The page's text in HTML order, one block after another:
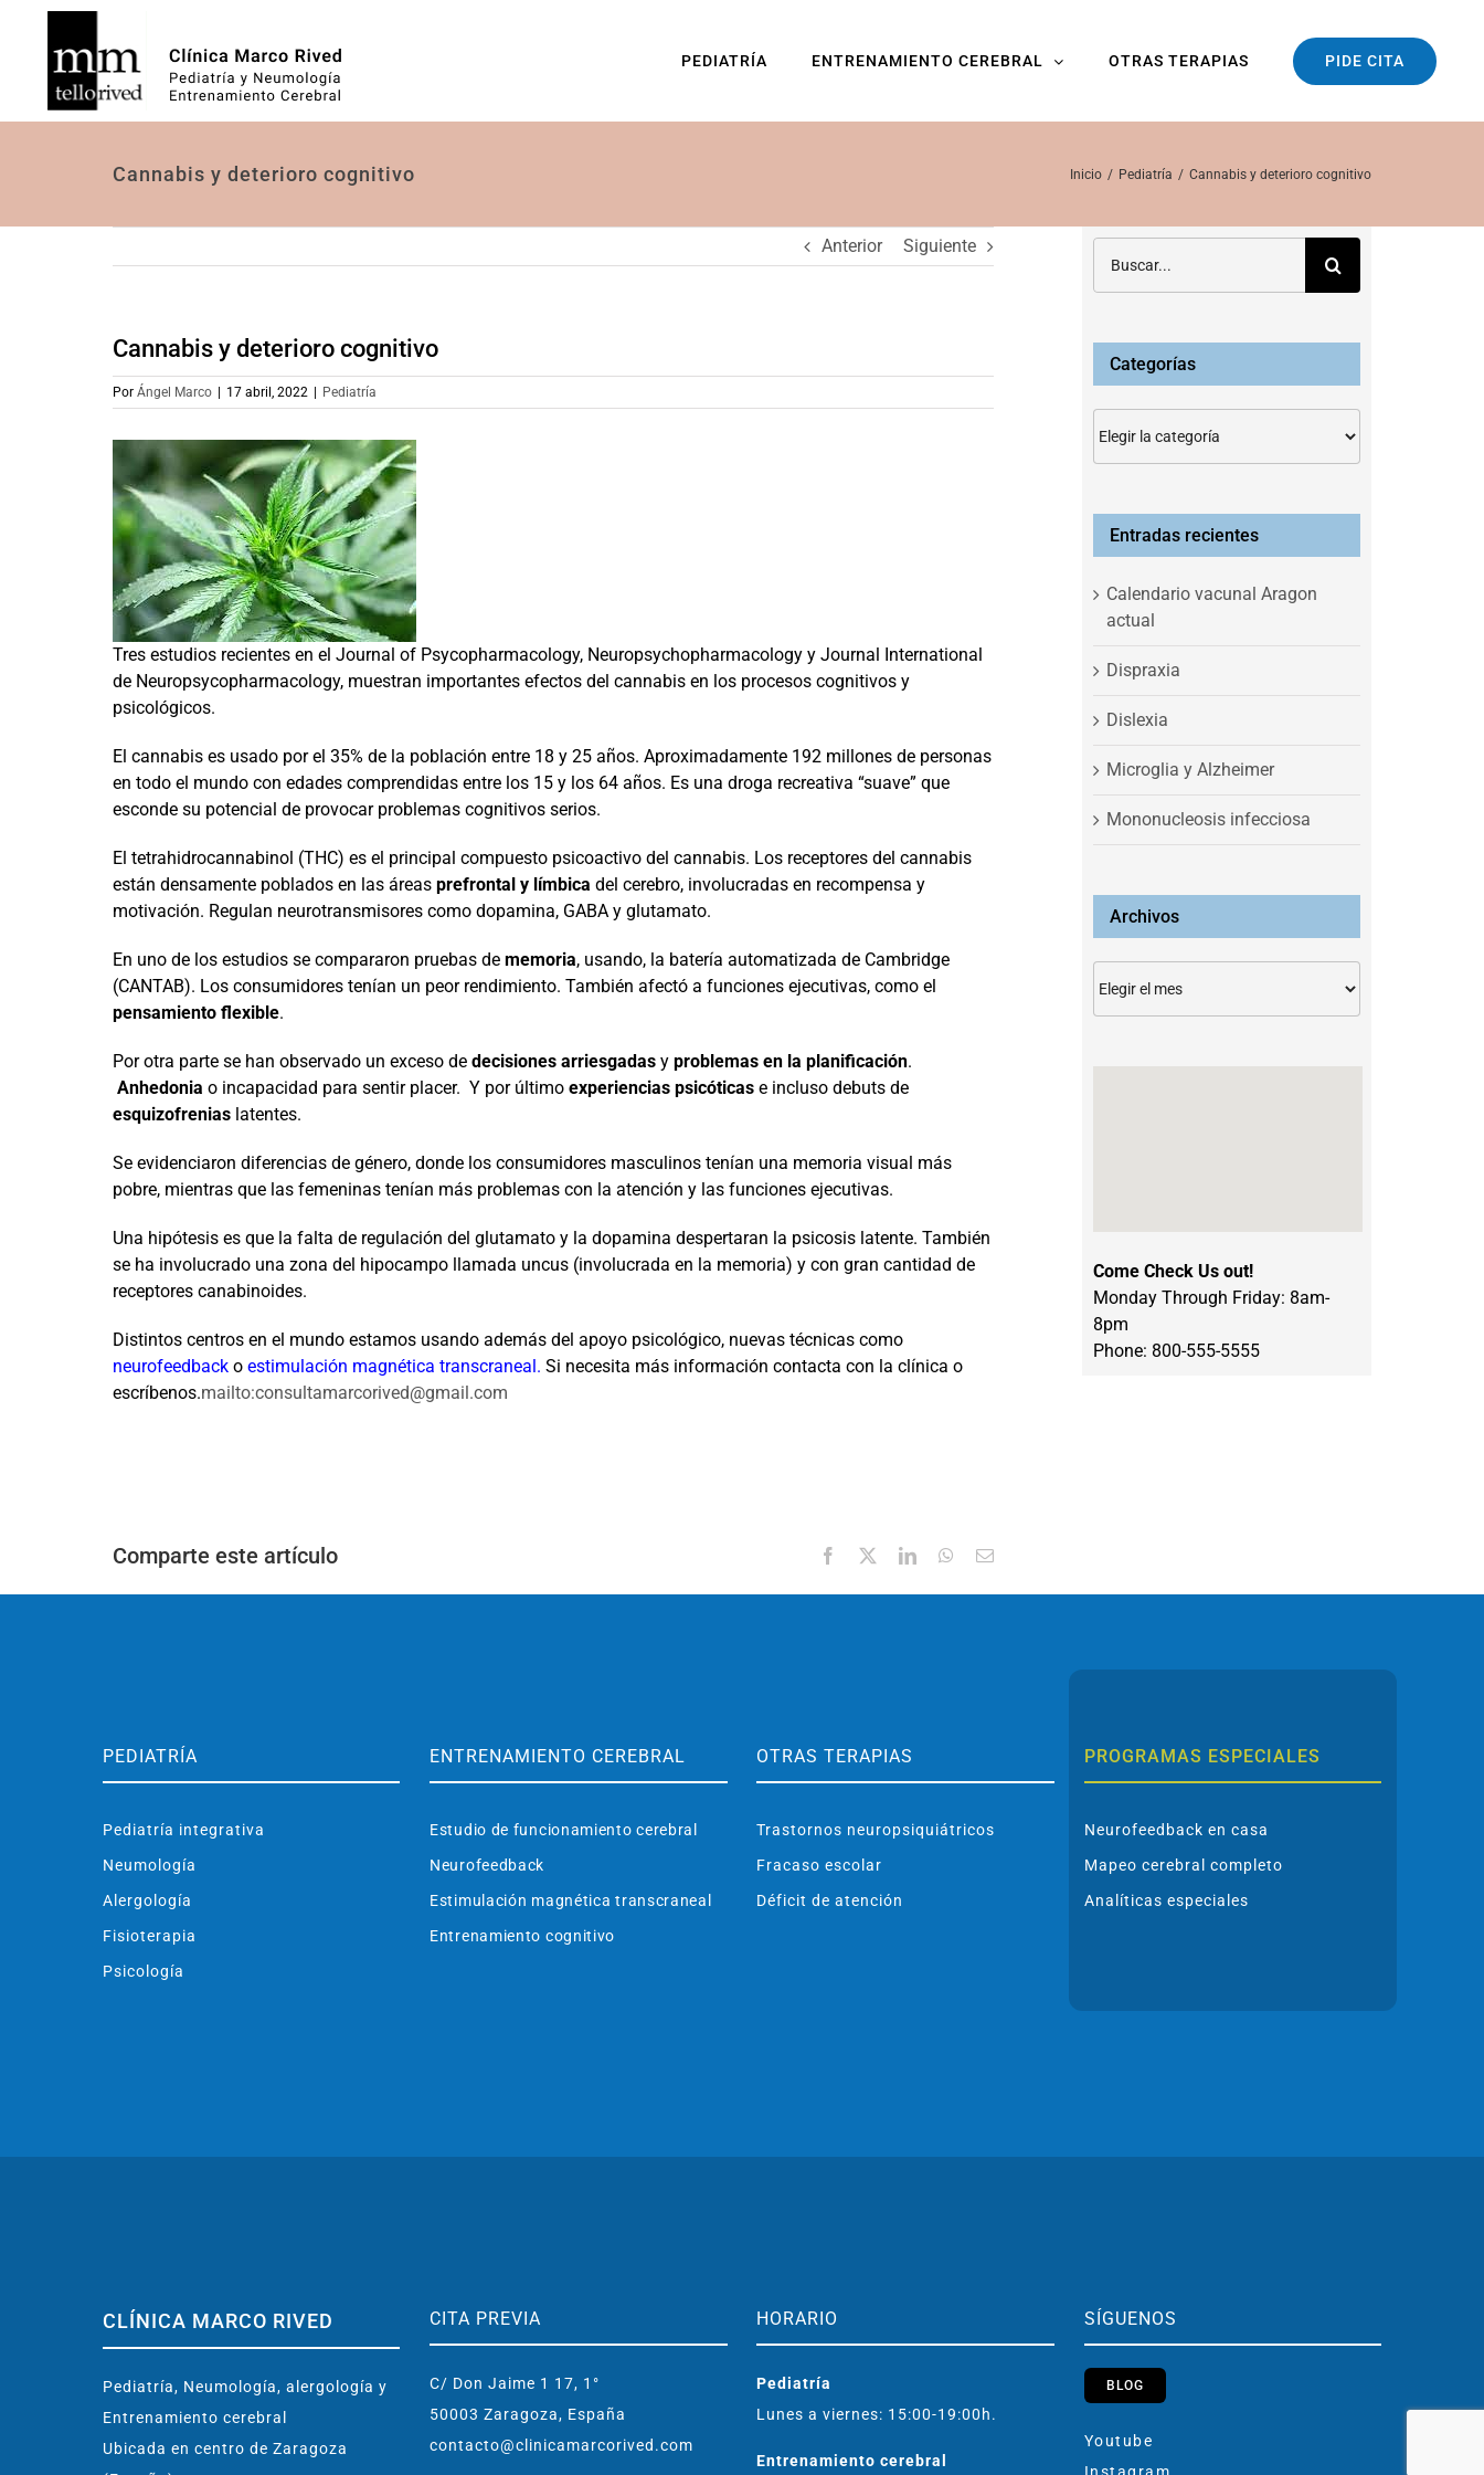
contenido
PEDIATRÍA ENTRENAMIENTO CEREBRAL OTRAS TERAPIAS PIDE CITA
Cannabis y deterioro cognitivo Inicio Pediatría Cannabis y deterioro cognitivo
Anterior Siguiente
Cannabis y deterioro cognitivo
Por Ángel Marco 17 abril, 2022 Pediatría
Tres estudios recientes en el Journal of Psycopharmacology, Neuropsychopharmacology y Journal International
de Neuropsycopharmacology, muestran importantes efectos del cannabis en los procesos cognitivos y
psicológicos.
El cannabis es usado por el 35% de la población entre 18 y 25 años. Aproximadamente 192 millones de personas
en todo el mundo con edades comprendidas entre los 15 y los 64 años. Es una droga recreativa “suave” que
esconde su potencial de provocar problemas cognitivos serios.
El tetrahidrocannabinol (THC) es el principal compuesto psicoactivo del cannabis. Los receptores del cannabis
están densamente poblados en las áreas prefrontal y límbica del cerebro, involucradas en recompensa y
motivación. Regulan neurotransmisores como dopamina, GABA y glutamato.
En uno de los estudios se compararon pruebas de memoria, usando, la batería automatizada de Cambridge
(CANTAB). Los consumidores tenían un peor rendimiento. También afectó a funciones ejecutivas, como el
pensamiento flexible.
Por otra parte se han observado un exceso de decisiones arriesgadasy problemas en la planificación.
Anhedonia o incapacidad para sentir placer. Y por último experiencias psicóticase incluso debuts de
esquizofreniaslatentes.
Se evidenciaron diferencias de género, donde los consumidores masculinos tenían una memoria visual más
pobre, mientras que las femeninas tenían más problemas con la atención y las funciones ejecutivas.
Una hipótesis es que la falta de regulación del glutamato y la dopamina despertaran la psicosis latente. También
se ha involucrado una zona del hipocampo llamada uncus (involucrada en la memoria) y con gran cantidad de
receptores canabinoides.
Distintos centros en el mundo estamos usando además del apoyo psicológico, nuevas técnicas como
neurofeedback o estimulación magnética transcraneal. Si necesita más información contacta con la clínica o
escríbenos.mailto:consultamarcorived@gmail.com
Comparte este artículo Facebook
X LinkedInWhatsApp
Correo
Categorías
Entradas recientes
Calendario vacunal Aragon
actual
Dispraxia
Dislexia
Microglia y Alzheimer
Mononucleosis infecciosa
Archivos
Come Check Us out!
Monday Through Friday: 8am-
8pm
Phone: 800-555-5555
PEDIATRÍA
Pediatría integrativa
Neumología
Alergología
Fisioterapia
Psicología
ENTRENAMIENTO CEREBRAL
Estudio de funcionamiento cerebral
Neurofeedback
Estimulación magnética transcraneal
Entrenamiento cognitivo
OTRAS TERAPIAS
Trastornos neuropsiquiátricos
Fracaso escolar
Déficit de atención
PROGRAMAS ESPECIALES
Neurofeedback en casa
Mapeo cerebral completo
Analíticas especiales
CLÍNICA MARCO RIVED
Pediatría, Neumología, alergología y
Entrenamiento cerebral
Ubicada en centro de Zaragoza
CITA PREVIA
C/ Don Jaime 1 17, 1°
50003 Zaragoza, España
contacto@clinicamarcorived.com
HORARIO
Pediatría
Lunes a viernes: 15:00-19:00h.
Entrenamiento cerebral
SÍGUENOS
BLOG
Youtube